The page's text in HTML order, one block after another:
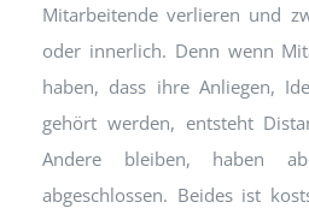
Mitarbeitende verlieren und
oder innerlich. Denn wenn
haben, dass ihre Anliegen,
gehört werden, entsteht
Andere bleiben, haben
abgeschlossen. Beides ist